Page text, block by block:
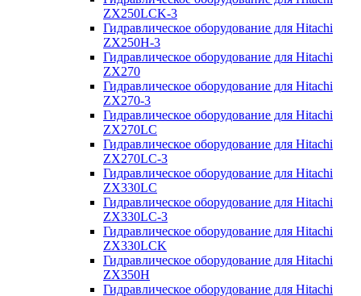
ZX250LCK-3
Гидравлическое оборудование для Hitachi
ZX250Н-3
Гидравлическое оборудование для Hitachi
ZX270
Гидравлическое оборудование для Hitachi
ZX270-3
Гидравлическое оборудование для Hitachi
ZX270LC
Гидравлическое оборудование для Hitachi
ZX270LC-3
Гидравлическое оборудование для Hitachi
ZX330LC
Гидравлическое оборудование для Hitachi
ZX330LC-3
Гидравлическое оборудование для Hitachi
ZX330LCK
Гидравлическое оборудование для Hitachi
ZX350H
Гидравлическое оборудование для Hitachi